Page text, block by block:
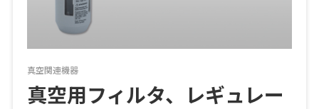
真空関連機器
真空用フィルタ、レギュレー